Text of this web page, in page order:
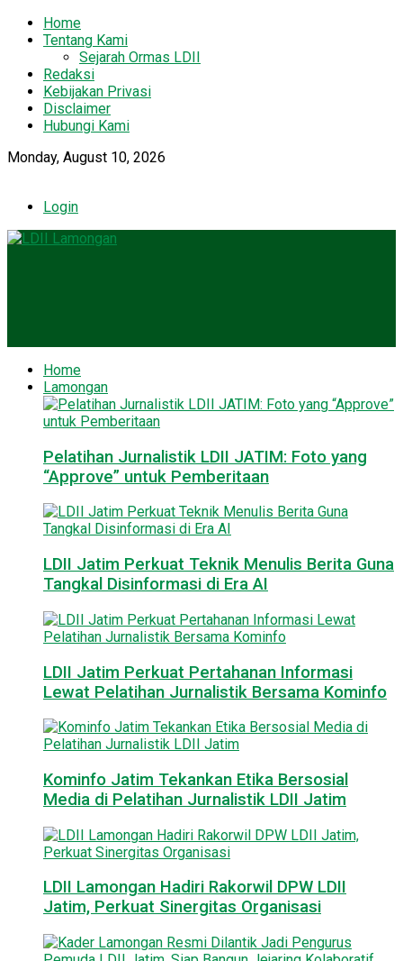
Home
Tentang Kami
Sejarah Ormas LDII
Redaksi
Kebijakan Privasi
Disclaimer
Hubungi Kami
Monday, August 10, 2026
Login
Home
Lamongan
Pelatihan Jurnalistik LDII JATIM: Foto yang
“Approve” untuk Pemberitaan
LDII Jatim Perkuat Teknik Menulis Berita Guna
Tangkal Disinformasi di Era AI
LDII Jatim Perkuat Pertahanan Informasi
Lewat Pelatihan Jurnalistik Bersama Kominfo
Kominfo Jatim Tekankan Etika Bersosial
Media di Pelatihan Jurnalistik LDII Jatim
LDII Lamongan Hadiri Rakorwil DPW LDII
Jatim, Perkuat Sinergitas Organisasi